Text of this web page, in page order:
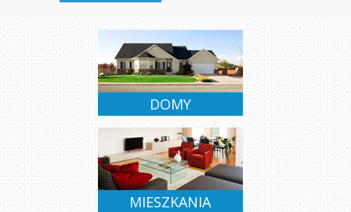
DOMY
MIESZKANIA